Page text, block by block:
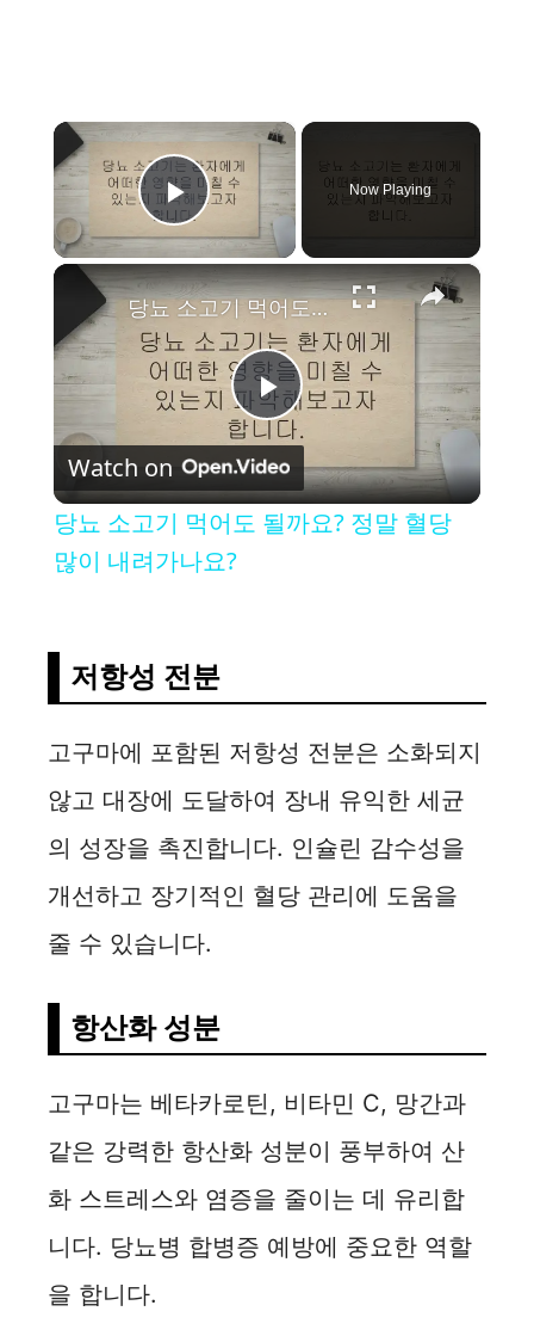
×
Play Video
Now Playing
×
P
l
V
i
d
e
당뇨 소고기 먹어도 될까요? 정말 혈당 많이 내려가나요?
Watch on
당뇨 소고기 먹어도 될까요? 정말 혈당
많이 내려가나요?
저항성 전분
고구마에 포함된 저항성 전분은 소화되지
않고 대장에 도달하여 장내 유익한 세균
의 성장을 촉진합니다. 인슐린 감수성을
개선하고 장기적인 혈당 관리에 도움을
줄 수 있습니다.
항산화 성분
고구마는 베타카로틴, 비타민 C, 망간과
같은 강력한 항산화 성분이 풍부하여 산
화 스트레스와 염증을 줄이는 데 유리합
니다. 당뇨병 합병증 예방에 중요한 역할
을 합니다.